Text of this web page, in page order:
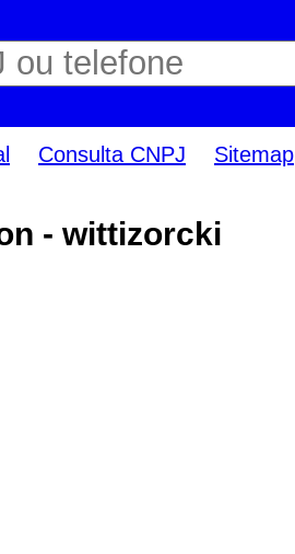
Consulta CNPJ Sitemap
- wittizorcki